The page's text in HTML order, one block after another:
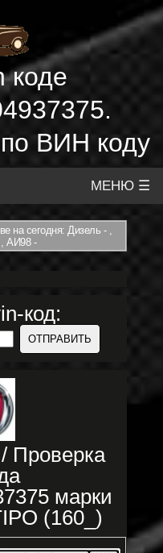
коде
ВИН коду
МЕНЮ ☰
на сегодня: Дизель - ,
АИ98 -
код:
Проверка
марки
(160_)